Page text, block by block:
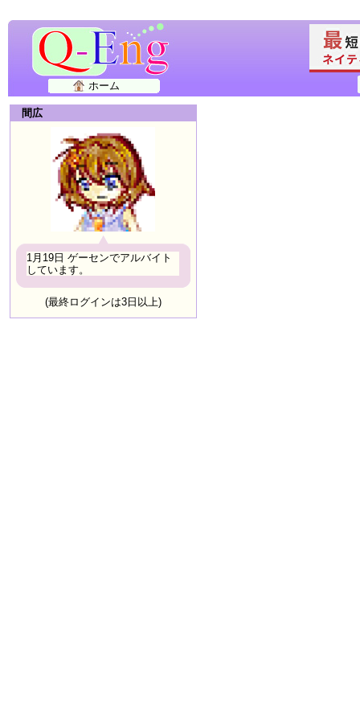
ホーム
間広
1月19日 ゲーセンでアルバイト
しています。
(最終ログインは3日以上)